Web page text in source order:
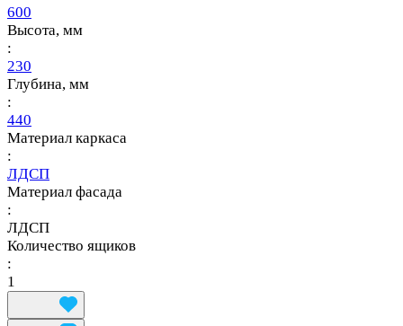
600
Высота, мм
:
230
Глубина, мм
:
440
Материал каркаса
:
ЛДСП
Материал фасада
:
ЛДСП
Количество ящиков
:
1